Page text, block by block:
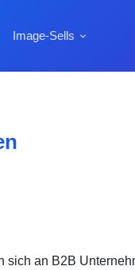
Image-Sells
an B2B